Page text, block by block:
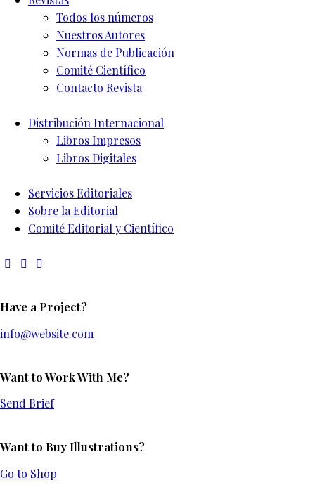
Todos los números
Nuestros Autores
Normas de Publicación
Comité Científico
Contacto Revista
Distribución Internacional
Libros Impresos
Libros Digitales
Servicios Editoriales
Sobre la Editorial
Comité Editorial y Científico
Have a Project?
info@website.com
Want to Work With Me?
Send Brief
Want to Buy Illustrations?
Go to Shop